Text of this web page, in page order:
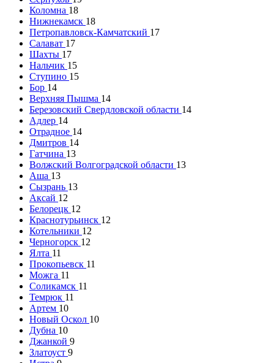
Коломна 18
Нижнекамск 18
Петропавловск-Камчатский 17
Салават 17
Шахты 17
Нальчик 15
Ступино 15
Бор 14
Верхняя Пышма 14
Березовский Свердловской области 14
Адлер 14
Отрадное 14
Дмитров 14
Гатчина 13
Волжский Волгоградской области 13
Аша 13
Сызрань 13
Аксай 12
Белорецк 12
Краснотурьинск 12
Котельники 12
Черногорск 12
Ялта 11
Прокопьевск 11
Можга 11
Соликамск 11
Темрюк 11
Артем 10
Новый Оскол 10
Дубна 10
Джанкой 9
Златоуст 9